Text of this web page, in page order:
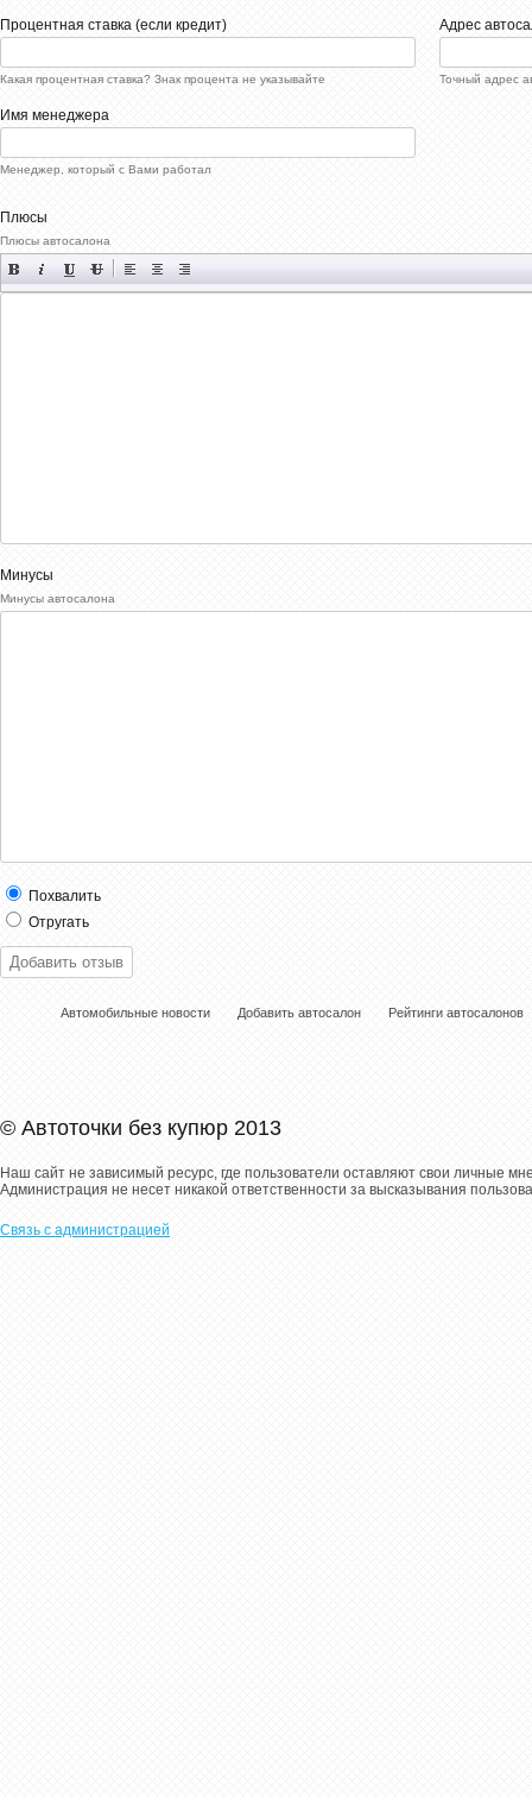
Процентная ставка (если кредит)
Какая процентная ставка? Знак процента не указывайте
Имя менеджера
Менеджер, который с Вами работал
Адрес
Точный адрес
Плюсы
Плюсы автосалона
Минусы
Минусы автосалона
Похвалить
Отругать
Автомобильные новости Добавить автосалон Рейтинги автосалонов
© Автоточки без купюр 2013
Наш сайт не зависимый ресурс, где пользователи оставляют свои личные
Администрация не несет никакой ответственности за высказывания
Связь с администрацией